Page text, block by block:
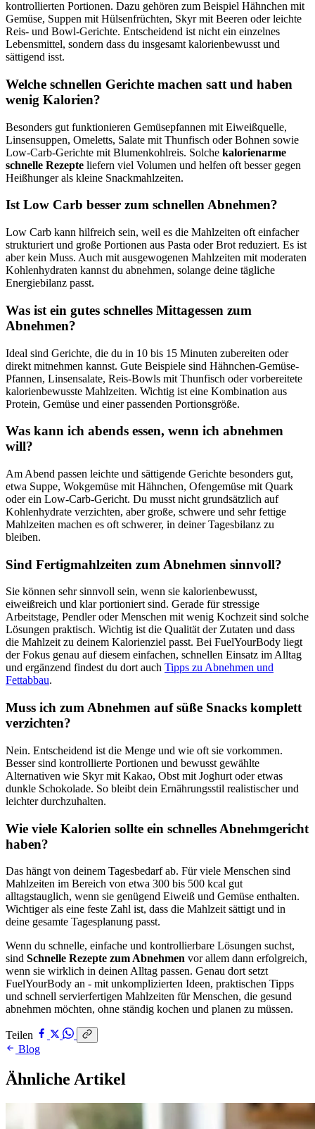
kontrollierten Portionen. Dazu gehören zum Beispiel Hähnchen mit
Gemüse, Suppen mit Hülsenfrüchten, Skyr mit Beeren oder leichte
Reis- und Bowl-Gerichte. Entscheidend ist nicht ein einzelnes
Lebensmittel, sondern dass du insgesamt kalorienbewusst und
sättigend isst.
Welche schnellen Gerichte machen satt und haben
wenig Kalorien?
Besonders gut funktionieren Gemüsepfannen mit Eiweißquelle,
Linsensuppen, Omeletts, Salate mit Thunfisch oder Bohnen sowie
Low-Carb-Gerichte mit Blumenkohlreis. Solche kalorienarme
schnelle Rezepte liefern viel Volumen und helfen oft besser gegen
Heißhunger als kleine Snackmahlzeiten.
Ist Low Carb besser zum schnellen Abnehmen?
Low Carb kann hilfreich sein, weil es die Mahlzeiten oft einfacher
strukturiert und große Portionen aus Pasta oder Brot reduziert. Es ist
aber kein Muss. Auch mit ausgewogenen Mahlzeiten mit moderaten
Kohlenhydraten kannst du abnehmen, solange deine tägliche
Energiebilanz passt.
Was ist ein gutes schnelles Mittagessen zum
Abnehmen?
Ideal sind Gerichte, die du in 10 bis 15 Minuten zubereiten oder
direkt mitnehmen kannst. Gute Beispiele sind Hähnchen-Gemüse-
Pfannen, Linsensalate, Reis-Bowls mit Thunfisch oder vorbereitete
kalorienbewusste Mahlzeiten. Wichtig ist eine Kombination aus
Protein, Gemüse und einer passenden Portionsgröße.
Was kann ich abends essen, wenn ich abnehmen
will?
Am Abend passen leichte und sättigende Gerichte besonders gut,
etwa Suppe, Wokgemüse mit Hähnchen, Ofengemüse mit Quark
oder ein Low-Carb-Gericht. Du musst nicht grundsätzlich auf
Kohlenhydrate verzichten, aber große, schwere und sehr fettige
Mahlzeiten machen es oft schwerer, in deiner Tagesbilanz zu
bleiben.
Sind Fertigmahlzeiten zum Abnehmen sinnvoll?
Sie können sehr sinnvoll sein, wenn sie kalorienbewusst,
eiweißreich und klar portioniert sind. Gerade für stressige
Arbeitstage, Pendler oder Menschen mit wenig Kochzeit sind solche
Lösungen praktisch. Wichtig ist die Qualität der Zutaten und dass
die Mahlzeit zu deinem Kalorienziel passt. Bei FuelYourBody liegt
der Fokus genau auf diesem einfachen, schnellen Einsatz im Alltag
und ergänzend findest du dort auch Tipps zu Abnehmen und
Fettabbau.
Muss ich zum Abnehmen auf süße Snacks komplett
verzichten?
Nein. Entscheidend ist die Menge und wie oft sie vorkommen.
Besser sind kontrollierte Portionen und bewusst gewählte
Alternativen wie Skyr mit Kakao, Obst mit Joghurt oder etwas
dunkle Schokolade. So bleibt dein Ernährungsstil realistischer und
leichter durchzuhalten.
Wie viele Kalorien sollte ein schnelles Abnehmgericht
haben?
Das hängt von deinem Tagesbedarf ab. Für viele Menschen sind
Mahlzeiten im Bereich von etwa 300 bis 500 kcal gut
alltagstauglich, wenn sie genügend Eiweiß und Gemüse enthalten.
Wichtiger als eine feste Zahl ist, dass die Mahlzeit sättigt und in
deine gesamte Tagesplanung passt.
Wenn du schnelle, einfache und kontrollierbare Lösungen suchst,
sind Schnelle Rezepte zum Abnehmen vor allem dann erfolgreich,
wenn sie wirklich in deinen Alltag passen. Genau dort setzt
FuelYourBody an - mit unkomplizierten Ideen, praktischen Tipps
und schnell servierfertigen Mahlzeiten für Menschen, die gesund
abnehmen möchten, ohne ständig kochen und planen zu müssen.
Teilen
Blog
Ähnliche Artikel